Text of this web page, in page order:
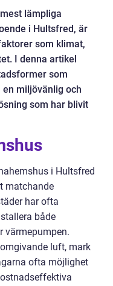
lämpliga
i Hultsfred, är
som klimat,
I denna artikel
som
miljövänlig och
som har blivit
i Hultsfred
matchande
har ofta
både
värmepumpen.
luft, mark
ofta möjlighet